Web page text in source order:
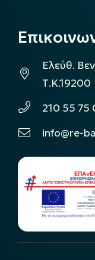
Ελεύθ.
Τ.Κ.19200
210 55 75
info@re-